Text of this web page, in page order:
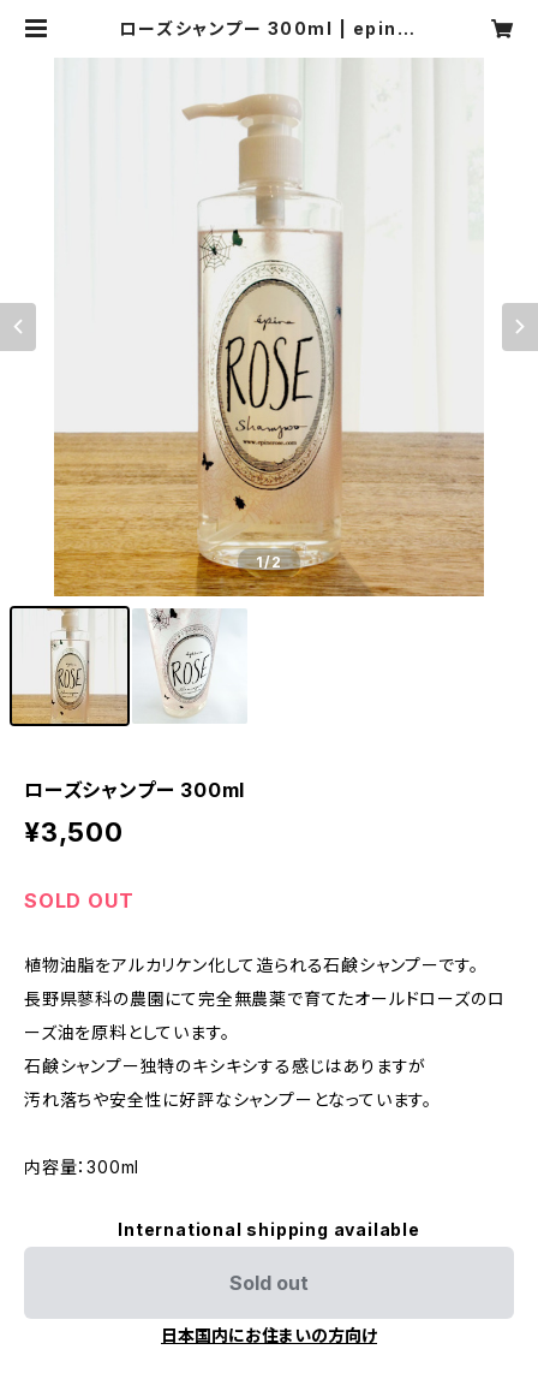
ローズシャンプー 300ml | epiner
1/2
ローズシャンプー 300ml
¥3,500
SOLD OUT
植物油脂をアルカリケン化して造られる石鹸シャンプーです。
長野県蓼科の農園にて完全無農薬で育てたオールドローズのロ
ーズ油を原料としています。
石鹸シャンプー独特のキシキシする感じはありますが
汚れ落ちや安全性に好評なシャンプーとなっています。
内容量：300ml
International shipping available
Sold out
日本国内にお住まいの方向け